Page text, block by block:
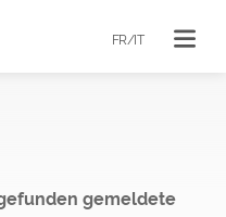
FR/IT
gemeldete